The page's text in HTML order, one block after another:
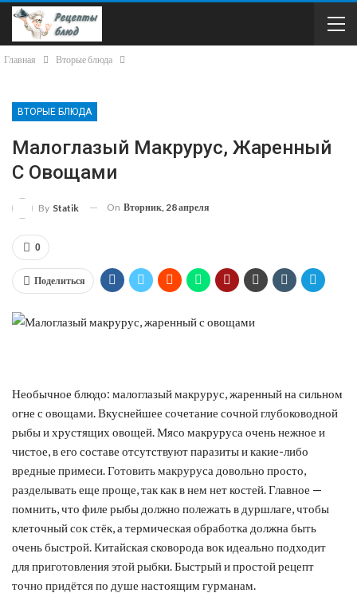
Главная Вторые блюда
ВТОРЫЕ БЛЮДА
Малоглазый Макрурус, Жаренный
С Овощами
By Statik On Вторник, 28 апреля
0
Поделиться
Необычное блюдо: малоглазый макрурус, жаренный на сильном
огне с овощами. Вкуснейшее сочетание сочной глубоководной
рыбы и хрустящих овощей.Мясо макруруса очень нежное и
чистое, в его составе отсутствуют паразиты и какие-либо
вредные примеси. Готовить макруруса довольно просто,
разделывать еще проще, так как в нем нет костей. Главное —
помнить, что филе рыбы должно полежать в дуршлаге, чтобы
клеточный сок стёк, а термическая обработка должна быть
очень быстрой. Китайская сковорода вок идеально подходит
для приготовления этой рыбки. Быстрый и простой рецепт
точно придётся по душе настоящим гурманам.